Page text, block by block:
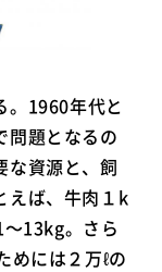
。1960年代と
問題となるの
な資源と、飼
えば、牛肉１k
13kg。さら
めには２万ℓの